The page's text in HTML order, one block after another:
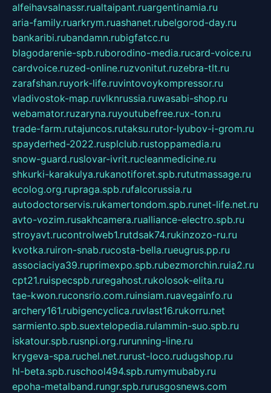
alfeihavsalnassr.rualtaipant.ruargentinamia.ru
aria-family.ruarkrym.ruashanet.rubelgorod-day.ru
bankaribi.rubandamn.rubigfatcc.ru
blagodarenie-spb.ruborodino-media.rucard-voice.ru
cardvoice.ruzed-online.ruzvonitut.ruzebra-tlt.ru
zarafshan.ruyork-life.ruvintovoykompressor.ru
vladivostok-map.ruvlknrussia.ruwasabi-shop.ru
webamator.ruzaryna.ruyoutubefree.rux-ton.ru
trade-farm.rutajuncos.rutaksu.rutor-lyubov-i-grom.ru
spayderhed-2022.rusplclub.rustoppamedia.ru
snow-guard.ruslovar-ivrit.rucleanmedicine.ru
shkurki-karakulya.rukanotiforet.spb.rututmassage.ru
ecolog.org.rupraga.spb.rufalcorussia.ru
autodoctorservis.rukamertondom.spb.runet-life.net.ru
avto-vozim.rusakhcamera.rualliance-electro.spb.ru
stroyavt.rucontrolweb1.rutdsak74.rukinzozo-ru.ru
kvotka.ruiron-snab.rucosta-bella.rueugrus.pp.ru
associaciya39.ruprimexpo.spb.rubezmorchin.ruia2.ru
cpt21.ruispecspb.ruregahost.rukolosok-elita.ru
tae-kwon.ruconsrio.com.ruinsiam.ruavegainfo.ru
archery161.rubigencyclica.ruvlast16.rukorru.net
sarmiento.spb.suextelopedia.rulammin-suo.spb.ru
iskatour.spb.rusnpi.org.rurunning-line.ru
krygeva-spa.ruchel.net.rurust-loco.rudugshop.ru
hl-beta.spb.ruschool494.spb.rumymubaby.ru
epoha-metalband.rungr.spb.rurusgosnews.com